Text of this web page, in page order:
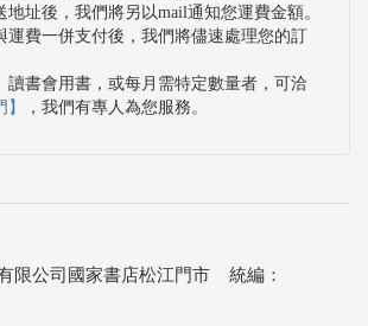
地址後，我們將另以mail通知您運費金額。
運費一併支付後，我們將儘速處理您的訂
讀書會用書，或每月需特定數量者，可洽
，我們有專人為您服務。
限公司國家書店松江門市 統編：